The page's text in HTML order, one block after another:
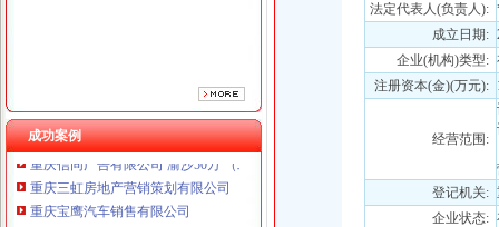
成功案例
重庆海谛升进出口贸易有限公司 渝北100万 （进出口权）
重庆奕欣锦诚商贸有限公司 渝九50万 （工商注册）
重庆信同广告有限公司 渝沙50万 （工商注册）
重庆三虹房地产营销策划有限公司
重庆宝鹰汽车销售有限公司
重庆鸽牌电线电缆有限公司 渝北10010万 (进出口权)
法定代表人(负责人):
成立日期:
企业(机构)类型:
注册资本(金)(万元):
经营范围:
登记机关:
企业状态: